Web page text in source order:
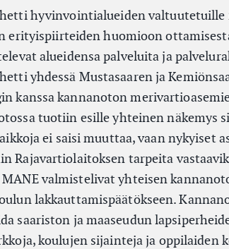
hyvinvointialueiden valtuutetuille
erityispiirteiden huomioon
alueidensa palveluita ja
yhdessä Mustasaaren ja
kanssa kannanoton
tuotiin esille yhteinen näkemys
ei saisi muuttaa, vaan nykyiset
Rajavartiolaitoksen tarpeita
MANE valmistelivat yhteisen
lakkauttamispäätökseen.
saariston ja maaseudun
koulujen sijainteja ja oppilaiden